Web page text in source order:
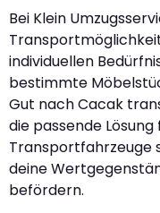
Bei Klein
individuellen
bestimmte
Gut nach Cacak
die passende
Transportfahrzeuge
deine
befördern.